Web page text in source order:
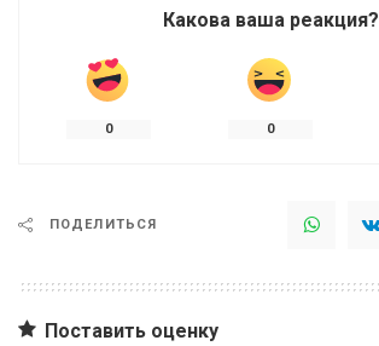
Какова ваша реакция?
0 0
ПОДЕЛИТЬСЯ
Поставить оценку